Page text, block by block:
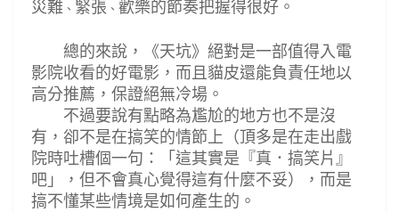
災難 、 緊張 、 歡樂的節奏把握得很好。
總的來說， 《天坑》絕對是一部值得入電
影院收看的好電影，而且貓皮還能負責任地以
高分推薦，保證絕無冷場。
不過要說有點略為尷尬的地方也不是沒
有，卻不是在搞笑的情節上 （頂多是在走出戲
院時吐槽個一句：「這其實是『真．搞笑片』
吧」，但不會真心覺得這有什麼不妥），而是
搞不懂某些情境是如何產生的。